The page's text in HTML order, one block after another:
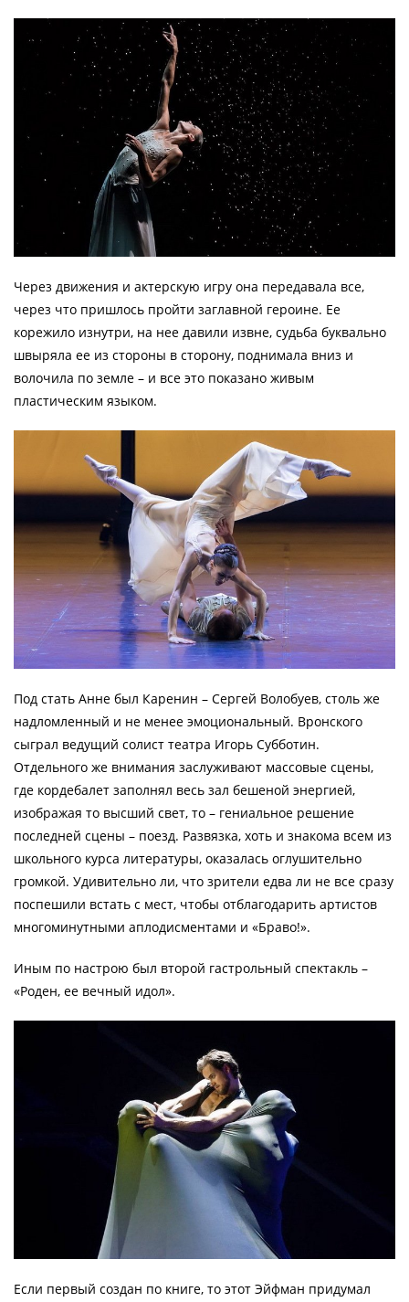
Через движения и актерскую игру она передавала все,
через что пришлось пройти заглавной героине. Ее
корежило изнутри, на нее давили извне, судьба буквально
швыряла ее из стороны в сторону, поднимала вниз и
волочила по земле – и все это показано живым
пластическим языком.
Под стать Анне был Каренин – Сергей Волобуев, столь же
надломленный и не менее эмоциональный. Вронского
сыграл ведущий солист театра Игорь Субботин.
Отдельного же внимания заслуживают массовые сцены,
где кордебалет заполнял весь зал бешеной энергией,
изображая то высший свет, то – гениальное решение
последней сцены – поезд. Развязка, хоть и знакома всем из
школьного курса литературы, оказалась оглушительно
громкой. Удивительно ли, что зрители едва ли не все сразу
поспешили встать с мест, чтобы отблагодарить артистов
многоминутными аплодисментами и «Браво!».
Иным по настрою был второй гастрольный спектакль –
«Роден, ее вечный идол».
Если первый создан по книге, то этот Эйфман придумал